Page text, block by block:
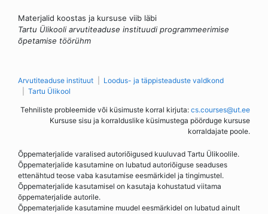
Materjalid koostas ja kursuse viib läbi
Tartu Ülikooli arvutiteaduse instituudi programmeerimise
õpetamise töörühm
Arvutiteaduse instituut
Loodus- ja täppisteaduste valdkond
Tartu Ülikool
Tehniliste probleemide või küsimuste korral kirjuta: cs.courses@ut.ee
Kursuse sisu ja korralduslike küsimustega pöörduge kursuse
korraldajate poole.
Õppematerjalide varalised autoriõigused kuuluvad Tartu Ülikoolile.
Õppematerjalide kasutamine on lubatud autoriõiguse seaduses
ettenähtud teose vaba kasutamise eesmärkidel ja tingimustel.
Õppematerjalide kasutamisel on kasutaja kohustatud viitama
õppematerjalide autorile.
Õppematerjalide kasutamine muudel eesmärkidel on lubatud ainult